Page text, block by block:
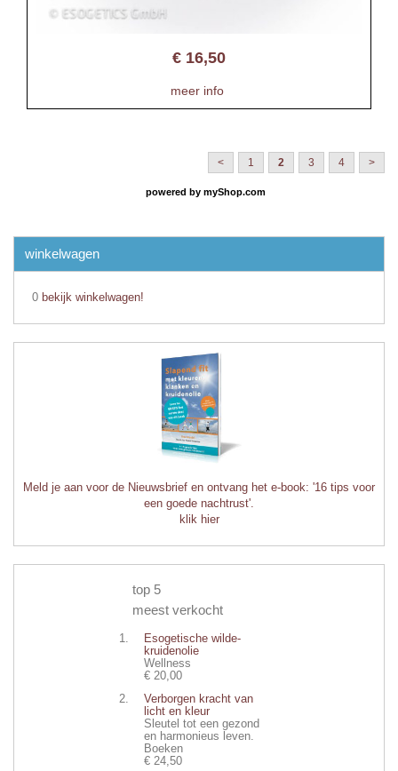
€ 16,50
meer info
< 1 2 3 4 >
powered by myShop.com
winkelwagen
0 bekijk winkelwagen!
Meld je aan voor de Nieuwsbrief en ontvang het e-book: '16 tips voor
een goede nachtrust'.
klik hier
top 5
meest verkocht
Esogetische wilde-
kruidenolie
Wellness
€ 20,00
Verborgen kracht van
licht en kleur
Sleutel tot een gezond
en harmonieus leven.
Boeken
€ 24,50